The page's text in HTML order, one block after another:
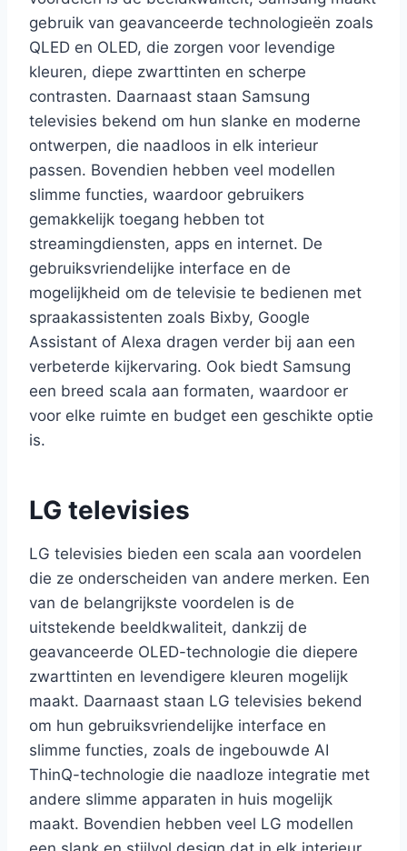
gebruik van geavanceerde technologieën zoals
QLED en OLED, die zorgen voor levendige
kleuren, diepe zwarttinten en scherpe
contrasten. Daarnaast staan Samsung
televisies bekend om hun slanke en moderne
ontwerpen, die naadloos in elk interieur
passen. Bovendien hebben veel modellen
slimme functies, waardoor gebruikers
gemakkelijk toegang hebben tot
streamingdiensten, apps en internet. De
gebruiksvriendelijke interface en de
mogelijkheid om de televisie te bedienen met
spraakassistenten zoals Bixby, Google
Assistant of Alexa dragen verder bij aan een
verbeterde kijkervaring. Ook biedt Samsung
een breed scala aan formaten, waardoor er
voor elke ruimte en budget een geschikte optie
is.
LG televisies
LG televisies bieden een scala aan voordelen
die ze onderscheiden van andere merken. Een
van de belangrijkste voordelen is de
uitstekende beeldkwaliteit, dankzij de
geavanceerde OLED-technologie die diepere
zwarttinten en levendigere kleuren mogelijk
maakt. Daarnaast staan LG televisies bekend
om hun gebruiksvriendelijke interface en
slimme functies, zoals de ingebouwde AI
ThinQ-technologie die naadloze integratie met
andere slimme apparaten in huis mogelijk
maakt. Bovendien hebben veel LG modellen